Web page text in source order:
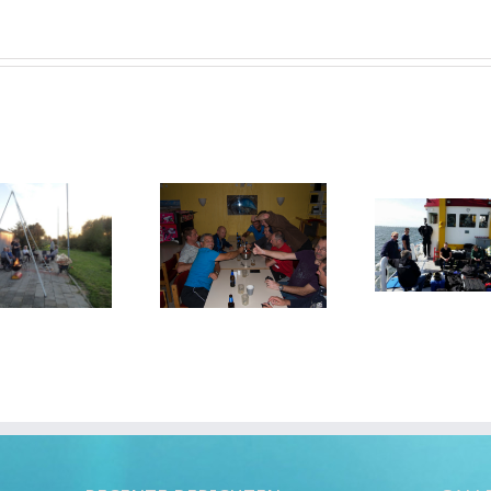
Zeeland weekend
2014
Bootduiken Tertius
24-08-2014